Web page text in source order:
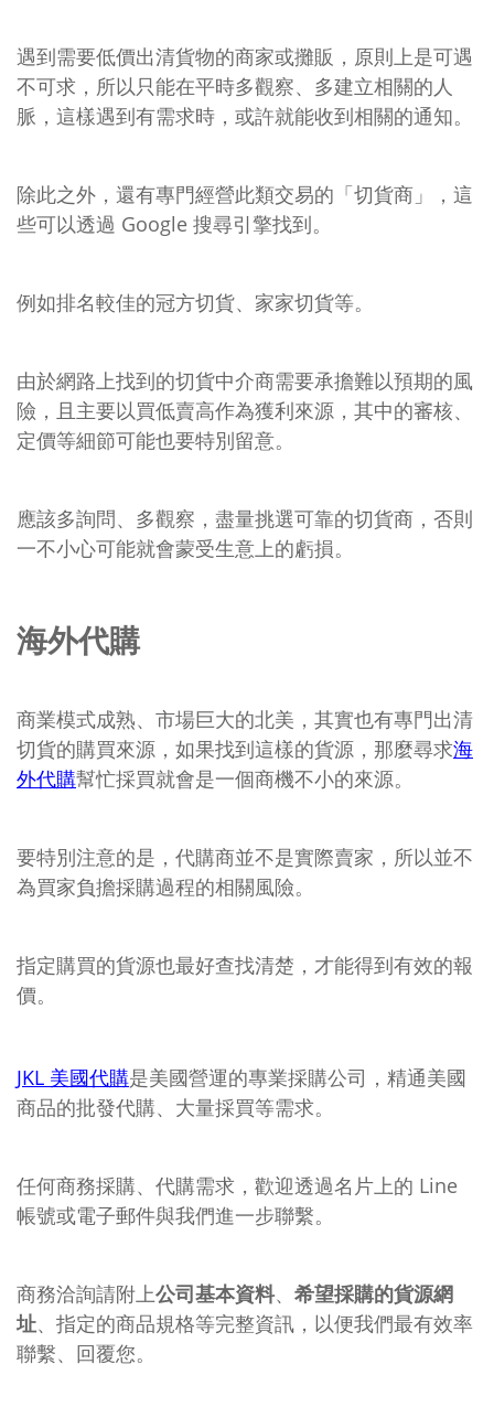
遇到需要低價出清貨物的商家或攤販，原則上是可遇
不可求，所以只能在平時多觀察、多建立相關的人
脈，這樣遇到有需求時，或許就能收到相關的通知。
除此之外，還有專門經營此類交易的「切貨商」，這
些可以透過 Google 搜尋引擎找到。
例如排名較佳的冠方切貨、家家切貨等。
由於網路上找到的切貨中介商需要承擔難以預期的風
險，且主要以買低賣高作為獲利來源，其中的審核、
定價等細節可能也要特別留意。
應該多詢問、多觀察，盡量挑選可靠的切貨商，否則
一不小心可能就會蒙受生意上的虧損。
海外代購
商業模式成熟、市場巨大的北美，其實也有專門出清
切貨的購買來源，如果找到這樣的貨源，那麼尋求海
外代購幫忙採買就會是一個商機不小的來源。
要特別注意的是，代購商並不是實際賣家，所以並不
為買家負擔採購過程的相關風險。
指定購買的貨源也最好查找清楚，才能得到有效的報
價。
JKL 美國代購是美國營運的專業採購公司，精通美國
商品的批發代購、大量採買等需求。
任何商務採購、代購需求，歡迎透過名片上的 Line
帳號或電子郵件與我們進一步聯繫。
商務洽詢請附上公司基本資料、 希望採購的貨源網
址、指定的商品規格等完整資訊，以便我們最有效率
聯繫、回覆您。